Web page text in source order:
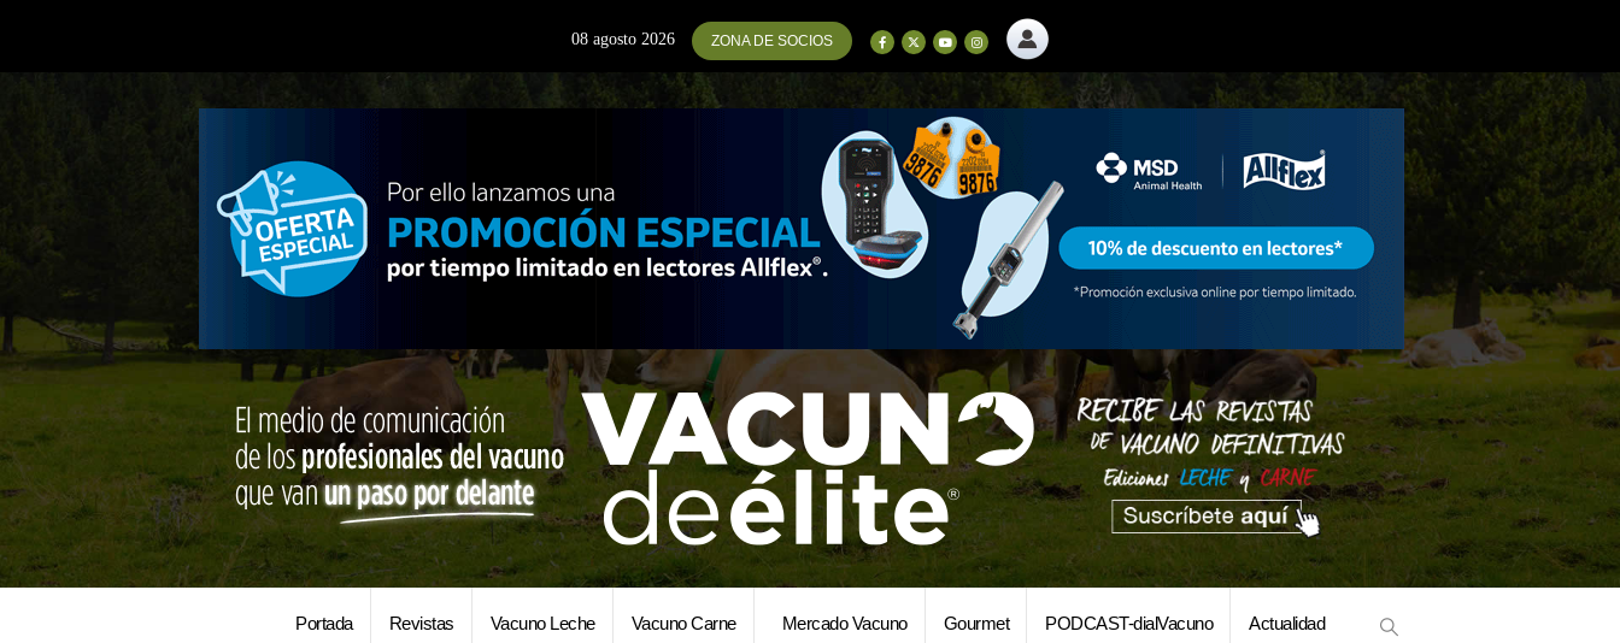
08 agosto 2026 ZONA DE SOCIOS
Portada Revistas Vacuno Leche Vacuno Carne Mercado Vacuno Gourmet PODCAST-dialVacuno Actualidad